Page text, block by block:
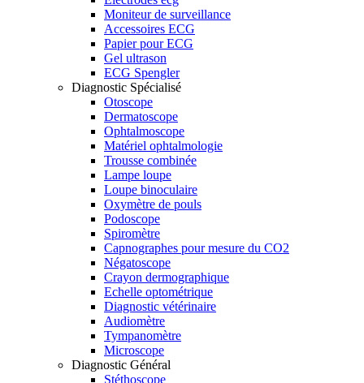
Moniteur de surveillance
Accessoires ECG
Papier pour ECG
Gel ultrason
ECG Spengler
Diagnostic Spécialisé
Otoscope
Dermatoscope
Ophtalmoscope
Matériel ophtalmologie
Trousse combinée
Lampe loupe
Loupe binoculaire
Oxymètre de pouls
Podoscope
Spiromètre
Capnographes pour mesure du CO2
Négatoscope
Crayon dermographique
Echelle optométrique
Diagnostic vétérinaire
Audiomètre
Tympanomètre
Microscope
Diagnostic Général
Stéthoscope